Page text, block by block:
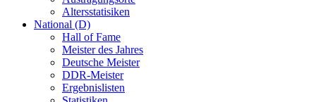
Altersstatisiken
National (D)
Hall of Fame
Meister des Jahres
Deutsche Meister
DDR-Meister
Ergebnislisten